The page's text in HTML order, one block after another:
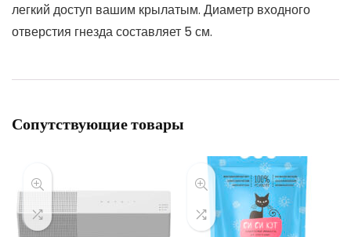
легкий доступ вашим крылатым. Диаметр входного
отверстия гнезда составляет 5 см.
Сопутствующие товары